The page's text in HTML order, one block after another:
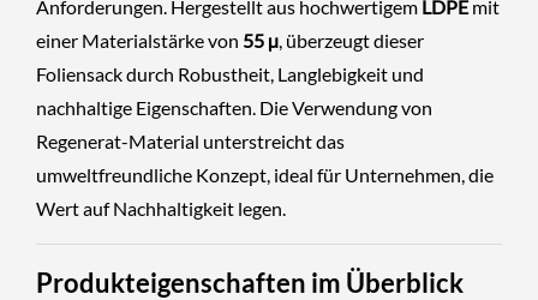
Anforderungen. Hergestellt aus hochwertigem LDPEmit
einer Materialstärke von 55 µ , überzeugt dieser
Foliensack durch Robustheit, Langlebigkeit und
nachhaltige Eigenschaften. Die Verwendung von
Regenerat-Material unterstreicht das
umweltfreundliche Konzept, ideal für Unternehmen, die
Wert auf Nachhaltigkeit legen.
Produkteigenschaften im Überblick